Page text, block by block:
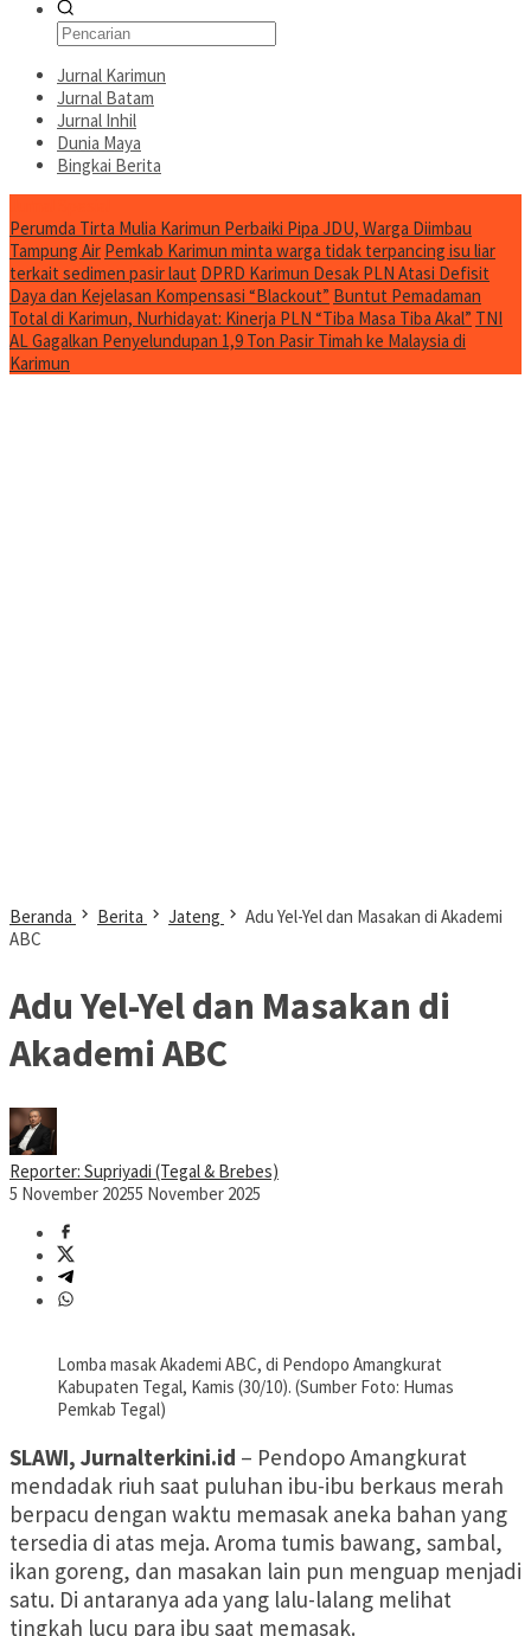
Jurnal Karimun
Jurnal Batam
Jurnal Inhil
Dunia Maya
Bingkai Berita
Perumda Tirta Mulia Karimun Perbaiki Pipa JDU, Warga Diimbau
Tampung Air Pemkab Karimun minta warga tidak terpancing isu liar
terkait sedimen pasir laut DPRD Karimun Desak PLN Atasi Defisit
Daya dan Kejelasan Kompensasi “Blackout” Buntut Pemadaman
Total di Karimun, Nurhidayat: Kinerja PLN “Tiba Masa Tiba Akal” TNI
AL Gagalkan Penyelundupan 1,9 Ton Pasir Timah ke Malaysia di
Karimun
Beranda Berita Jateng
Adu Yel-Yel dan Masakan di Akademi
ABC
Adu Yel-Yel dan Masakan di
Akademi ABC
Reporter: Supriyadi (Tegal & Brebes)
5 November 20255 November 2025
Lomba masak Akademi ABC, di Pendopo Amangkurat
Kabupaten Tegal, Kamis (30/10). (Sumber Foto: Humas
Pemkab Tegal)
SLAWI, Jurnalterkini.id – Pendopo Amangkurat
mendadak riuh saat puluhan ibu-ibu berkaus merah
berpacu dengan waktu memasak aneka bahan yang
tersedia di atas meja. Aroma tumis bawang, sambal,
ikan goreng, dan masakan lain pun menguap menjadi
satu. Di antaranya ada yang lalu-lalang melihat
tingkah lucu para ibu saat memasak.